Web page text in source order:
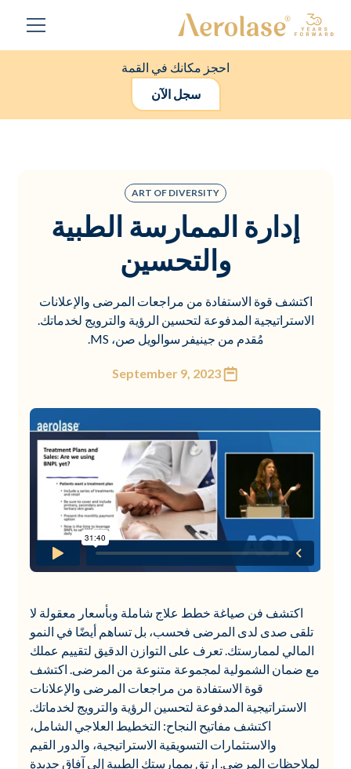
احجز مكانك في القمة
سجل الآن
ART OF DIVERSITY
إدارة الممارسة الطبية
والتحسين
اكتشف قوة الاستفادة من مراجعات المرضى والإعلانات
الاستراتيجية المدفوعة لتحسين الرؤية والترويج لخدماتك.
مُقدم من جينيفر سوالويل صن، MS.
September 9, 2023
اكتشف فن صياغة خطط علاج شاملة وبأسعار معقولة لا
تلقى صدى لدى المرضى فحسب، بل تساهم أيضًا في النمو
المالي لممارستك. تعرف على التوازن الدقيق لتقييم عملك
مع ضمان الشمولية لمجموعة متنوعة من المرضى. اكتشف
قوة الاستفادة من مراجعات المرضى والإعلانات
الاستراتيجية المدفوعة لتحسين الرؤية والترويج لخدماتك.
اكتشف مفاتيح النجاح: التخطيط العلاجي الشامل،
والاستثمارات التسويقية الاستراتيجية، والدور القيم
لملاحظات المرضى. ارتقِ بممارستك الطبية إلى آفاق جديدة